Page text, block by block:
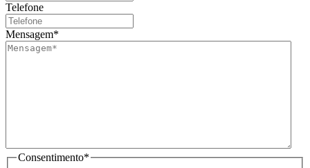
Telefone
Mensagem*
Consentimento*